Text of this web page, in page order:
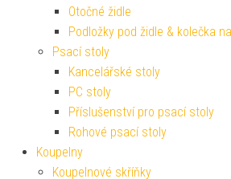
Otočné židle
Podložky pod židle & kolečka
Psací stoly
Kancelářské stoly
PC stoly
Příslušenství pro psací stoly
Rohové psací stoly
Koupelny
Koupelnové skříňky